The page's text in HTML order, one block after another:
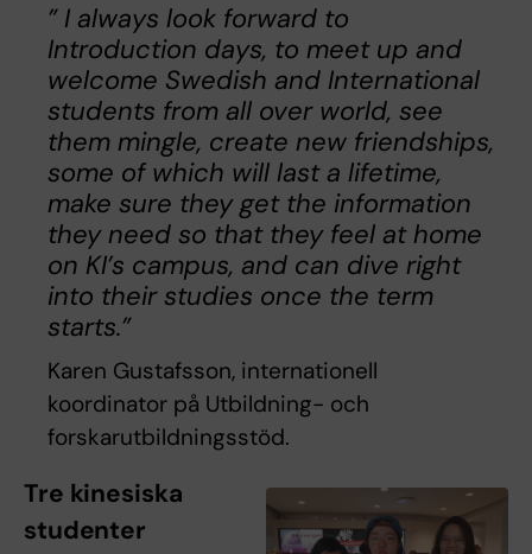
” I always look forward to
Introduction days, to meet up and
welcome Swedish and International
students from all over world, see
them mingle, create new friendships,
some of which will last a lifetime,
make sure they get the information
they need so that they feel at home
on KI’s campus, and can dive right
into their studies once the term
starts.”
Karen Gustafsson, internationell
koordinator på Utbildning- och
forskarutbildningsstöd.
Tre kinesiska
studenter